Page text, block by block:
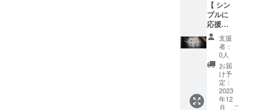
【 シン
プルに
応援し
てくだ
さる方
ターン
内容 -
・FSC
リリー
スパー
支援
者：
0人
お届
け予
定：
2023
年12
月
こ